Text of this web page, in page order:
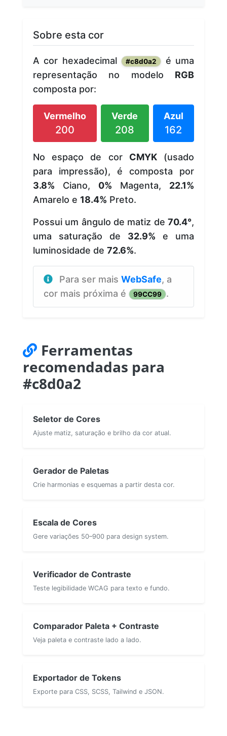
Sobre esta cor
A cor hexadecimal #c8d0a2
é uma
representação no modelo RGB
composta por:
Vermelho
200
Verde
208
Azul
162
No espaço de cor CMYK(usado
para impressão), é composta por
3.8% Ciano, 0% Magenta, 22.1%
Amarelo e 18.4% Preto.
Possui um ângulo de matiz de 70.4°,
uma saturação de 32.9% e uma
luminosidade de 72.6%.
Para ser mais WebSafe, a
cor mais próxima é
99CC99 .
Ferramentas
recomendadas para
#c8d0a2
Seletor de Cores
Ajuste matiz, saturação e brilho da cor atual.
Gerador de Paletas
Crie harmonias e esquemas a partir desta cor.
Escala de Cores
Gere variações 50–900 para design system.
Verificador de Contraste
Teste legibilidade WCAG para texto e fundo.
Comparador Paleta + Contraste
Veja paleta e contraste lado a lado.
Exportador de Tokens
Exporte para CSS, SCSS, Tailwind e JSON.